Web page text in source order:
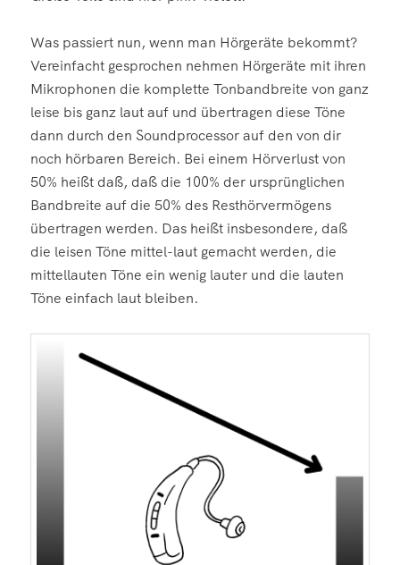
Was passiert nun, wenn man Hörgeräte bekommt?
Vereinfacht gesprochen nehmen Hörgeräte mit ihren
Mikrophonen die komplette Tonbandbreite von ganz
leise bis ganz laut auf und übertragen diese Töne
dann durch den Soundprocessor auf den von dir
noch hörbaren Bereich. Bei einem Hörverlust von
50% heißt daß, daß die 100% der ursprünglichen
Bandbreite auf die 50% des Resthörvermögens
übertragen werden. Das heißt insbesondere, daß
die leisen Töne mittel-laut gemacht werden, die
mittellauten Töne ein wenig lauter und die lauten
Töne einfach laut bleiben.